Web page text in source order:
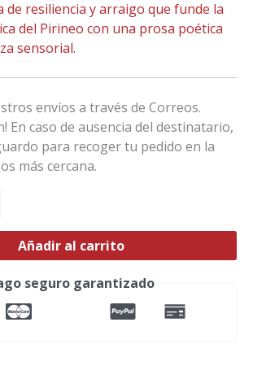
resiliencia y arraigo que funde la
del Pirineo con una prosa poética
sensorial.
envíos a través de Correos.
En caso de ausencia del destinatario,
para recoger tu pedido en la
más cercana.
Añadir al carrito
seguro garantizado